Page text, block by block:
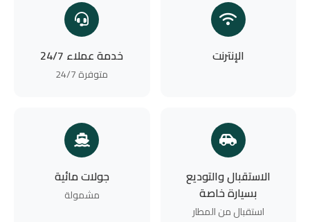
الإنترنت خدمة عملاء 24/7
متوفرة 24/7
الاستقبال والتوديع
بسيارة خاصة
استقبال من المطار
جولات مائية
مشمولة